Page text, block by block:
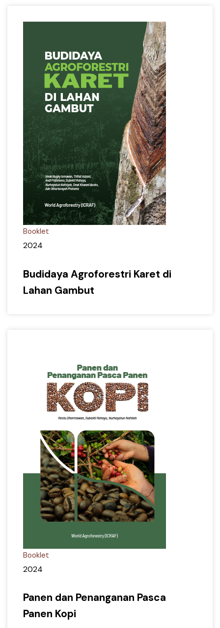
Booklet
2024
Budidaya Agroforestri Karet di
Lahan Gambut
Booklet
2024
Panen dan Penanganan Pasca
Panen Kopi